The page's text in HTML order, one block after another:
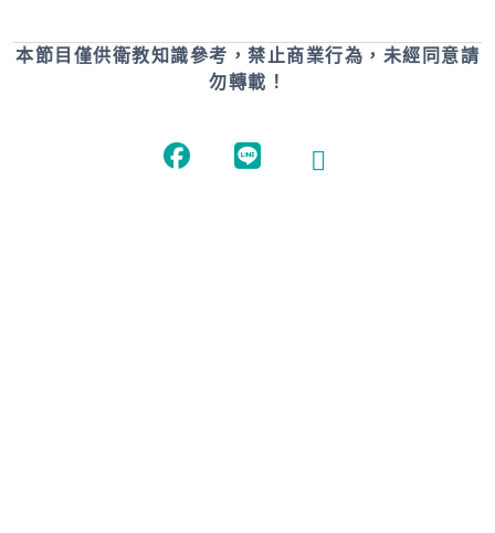
本節目僅供衛教知識參考，禁止商業行為，未經同意請
勿轉載！